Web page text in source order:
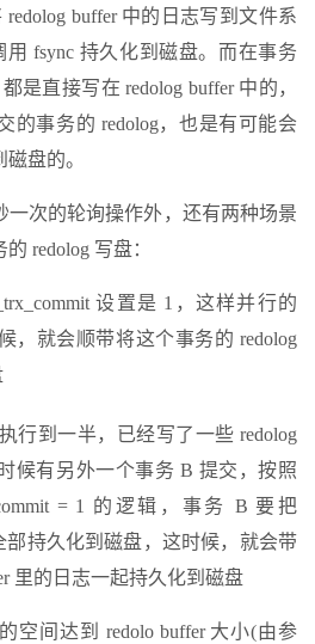
buffer 中的日志写到文件系
用 fsync 持久化到磁盘。而在事务
是直接写在 redolog buffer 中的，
的事务的 redolog，也是有可能会
盘的。
一次的轮询操作外，还有两种场景
redolog 写盘：
设置是 1，这样并行的
，就会顺带将这个事务的 redolog
行到一半，已经写了一些 redolog
候有另外一个事务 B 提交，按照
= 1 的逻辑，事务 B 要把
部持久化到磁盘，这时候，就会带
里的日志一起持久化到磁盘
空间达到 redolo buffer 大小(由参